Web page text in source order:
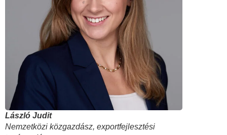
László Judit
Nemzetközi közgazdász, exportfejlesztési